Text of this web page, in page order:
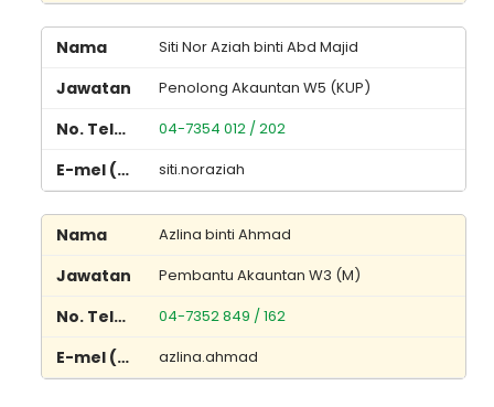
Siti Nor Aziah binti Abd Majid
Penolong Akauntan W5 (KUP)
04-7354 012 / 202
siti.noraziah
Azlina binti Ahmad
Pembantu Akauntan W3 (M)
04-7352 849 / 162
azlina.ahmad